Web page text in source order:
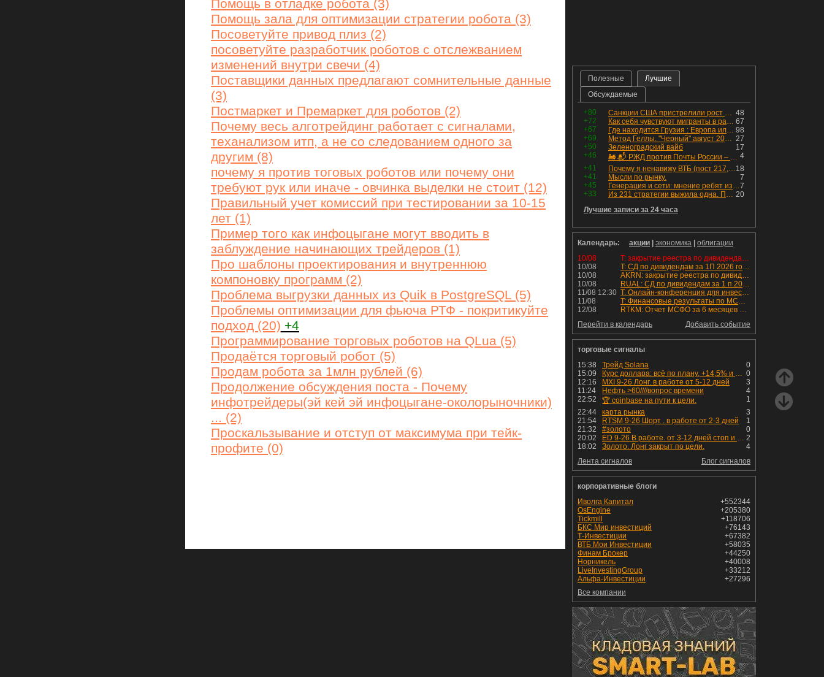
Помощь в отладке робота (3)
Помощь зала для оптимизации стратегии робота (3)
Посоветуйте привод плиз (2)
посоветуйте разработчик роботов с отслежванием
изменений внутри свечи (4)
Поставщики данных предлагают сомнительные данные
(3)
Постмаркет и Премаркет для роботов (2)
Почему весь алготрейдинг работает с сигналами,
теханализом итп, а не со следованием одного за
другим (8)
почему я против тоговых роботов или почему они
требуют рук или иначе - овчинка выделки не стоит (12)
Правильный учет комиссий при тестировании за 10-15
лет (1)
Пример того как инфоцыгане могут вводить в
заблуждение начинающих трейдеров (1)
Про шаблоны проектирования и внутреннюю
компоновку программ (2)
Проблема выгрузки данных из Quik в PostgreSQL (5)
Проблемы оптимизации для фьюча РТФ - покритикуйте
подход (20) +4
Программирование торговых роботов на QLua (5)
Продаётся торговый робот (5)
Продам робота за 1млн рублей (6)
Продолжение обсуждения поста - Почему
инфотрейдеры(эй кей эй инфоцыгане-околорыночники)
... (2)
Проскальзывание и отступ от максимума при тейк-
профите (0)
Полезные
Лучшие
Обсуждаемые
+80 48
Санкции США пристрелили рост акций в России
+72
67
Как себя чувствуют мигранты в раю, в который они так стремились
+67
98
Где находится Грузия : Европа или Азия
+69
27
Метод Геллы. "Черный" август 2026 - быть или не быть?
+50
17
Зеленоградский вайб
+46
4
🚂 📬 РЖД против Почты России – Какие облигации выбрать?
+41
18
Почему я ненавижу ВТБ (пост 217, 12+)
+41
7
Мысли по рынку.
+45
7
Генерация и сети: мнение ребят из индустрии
+33
20
Из 231 стратегии выжила одна. Показываю, как она устроена
Лучшие записи за 24 часа
Календарь: акции экономика
облигации
10/08
T: закрытие реестра по дивидендам 4.6 руб
10/08
T: СД по дивидендам за 1П 2026 года.
10/08
AKRN: закрытие реестра по дивидендам 235 руб
10/08
RUAL: СД по дивидендам за 1 п 2026 года.
11/08 12:30
T: Онлайн-конференция для инвесторов и аналитиков
11/08
T: Финансовые результаты по МСФО за 2к 2026 года
12/08
RTKM: Отчет МСФО за 6 месяцев 2026 года
Добавить событие
Перейти в календарь
торговые сигналы
15:38
0
Трейд Solana
15:09
0
Курс доллара: всё по плану, +14,5% и рост продолжается!
12:16
3
MXI 9-26 Лонг. в работе от 5-12 дней
11:24
4
Нефть >60////вопрос времени
22:52
1
🏆 coinbase на пути к цели.
22:44
3
карта рынка
21:54
1
RTSM 9-26 Шорт . в работе от 2-3 дней
21:32
0
#золото
20:02
2
ED 9-26 В работе. от 3-12 дней стоп и профит установлен
18:02
4
Золото. Лонг закрыт по цели.
Блог сигналов
Лента сигналов
корпоративные блоги
+552344
Иволга Капитал
+205380
OsEngine
+118706
Tickmill
+76143
БКС Мир инвестиций
+67382
Т-Инвестиции
+58035
ВТБ Мои Инвестиции
+44250
Финам Брокер
+40008
Норникель
+33212
LiveInvestingGroup
+27296
Альфа-Инвестиции
Все компании